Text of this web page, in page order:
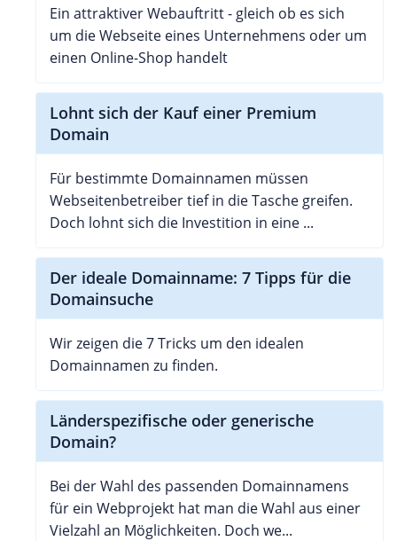
Ein attraktiver Webauftritt - gleich ob es sich
um die Webseite eines Unternehmens oder um
einen Online-Shop handelt
Lohnt sich der Kauf einer Premium
Domain
Für bestimmte Domainnamen müssen
Webseitenbetreiber tief in die Tasche greifen.
Doch lohnt sich die Investition in eine ...
Der ideale Domainname: 7 Tipps für die
Domainsuche
Wir zeigen die 7 Tricks um den idealen
Domainnamen zu finden.
Länderspezifische oder generische
Domain?
Bei der Wahl des passenden Domainnamens
für ein Webprojekt hat man die Wahl aus einer
Vielzahl an Möglichkeiten. Doch we...